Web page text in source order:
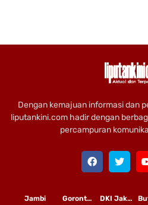
Dengan kemajuan informasi dan
liputankini.com hadir dengan
percampuran
DKI Jakarta
Gorontalo
Jambi